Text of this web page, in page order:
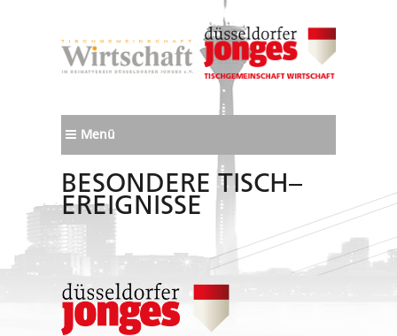
Menü
BESONDERE TISCH–
EREIGNISSE